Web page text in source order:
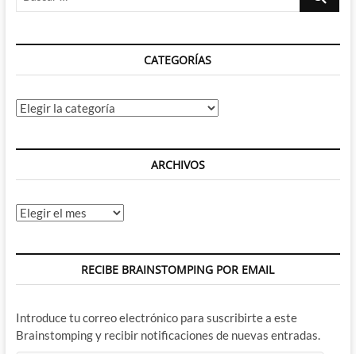
CATEGORÍAS
Categorías
ARCHIVOS
Archivos
RECIBE BRAINSTOMPING POR EMAIL
Introduce tu correo electrónico para suscribirte a este
Brainstomping y recibir notificaciones de nuevas entradas.